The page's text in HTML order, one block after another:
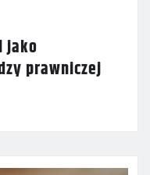
jako
prawniczej